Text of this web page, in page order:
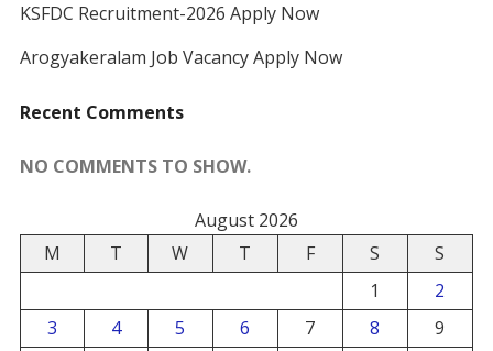
KSFDC Recruitment-2026 Apply Now
Arogyakeralam Job Vacancy Apply Now
Recent Comments
NO COMMENTS TO SHOW.
August 2026
M
T W T F S
S
1
2
3
4 5 6 7 8
9